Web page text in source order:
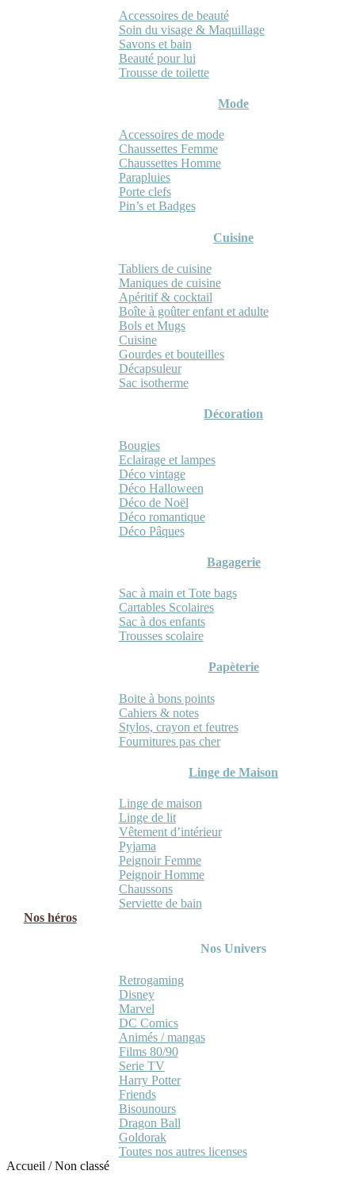
Accessoires de beauté
Soin du visage & Maquillage
Savons et bain
Beauté pour lui
Trousse de toilette
Mode
Accessoires de mode
Chaussettes Femme
Chaussettes Homme
Parapluies
Porte clefs
Pin’s et Badges
Cuisine
Tabliers de cuisine
Maniques de cuisine
Apéritif & cocktail
Boîte à goûter enfant et adulte
Bols et Mugs
Cuisine
Gourdes et bouteilles
Décapsuleur
Sac isotherme
Décoration
Bougies
Eclairage et lampes
Déco vintage
Déco Halloween
Déco de Noël
Déco romantique
Déco Pâques
Bagagerie
Sac à main et Tote bags
Cartables Scolaires
Sac à dos enfants
Trousses scolaire
Papèterie
Boite à bons points
Cahiers & notes
Stylos, crayon et feutres
Fournitures pas cher
Linge de Maison
Linge de maison
Linge de lit
Vêtement d’intérieur
Pyjama
Peignoir Femme
Peignoir Homme
Chaussons
Serviette de bain
Nos héros
Nos Univers
Retrogaming
Disney
Marvel
DC Comics
Animés / mangas
Films 80/90
Serie TV
Harry Potter
Friends
Bisounours
Dragon Ball
Goldorak
Toutes nos autres licenses
Accueil /Non classé